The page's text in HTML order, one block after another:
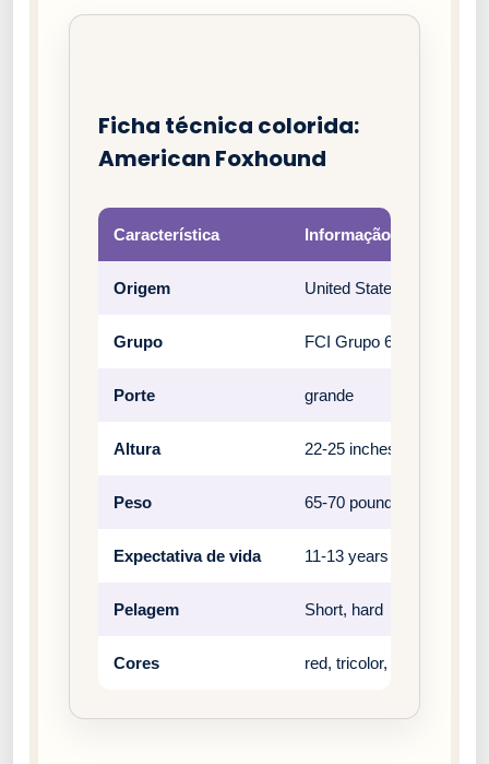
Ficha técnica colorida:
American Foxhound
Característica Informação
Origem United States
Grupo FCI Grupo 6 – Sabujos,
Porte grande
Altura 22-25 inches (male), 21-
Peso 65-70 pounds (male),
Expectativa de vida 11-13 years
Pelagem Short, hard
Cores red, tricolor, black and